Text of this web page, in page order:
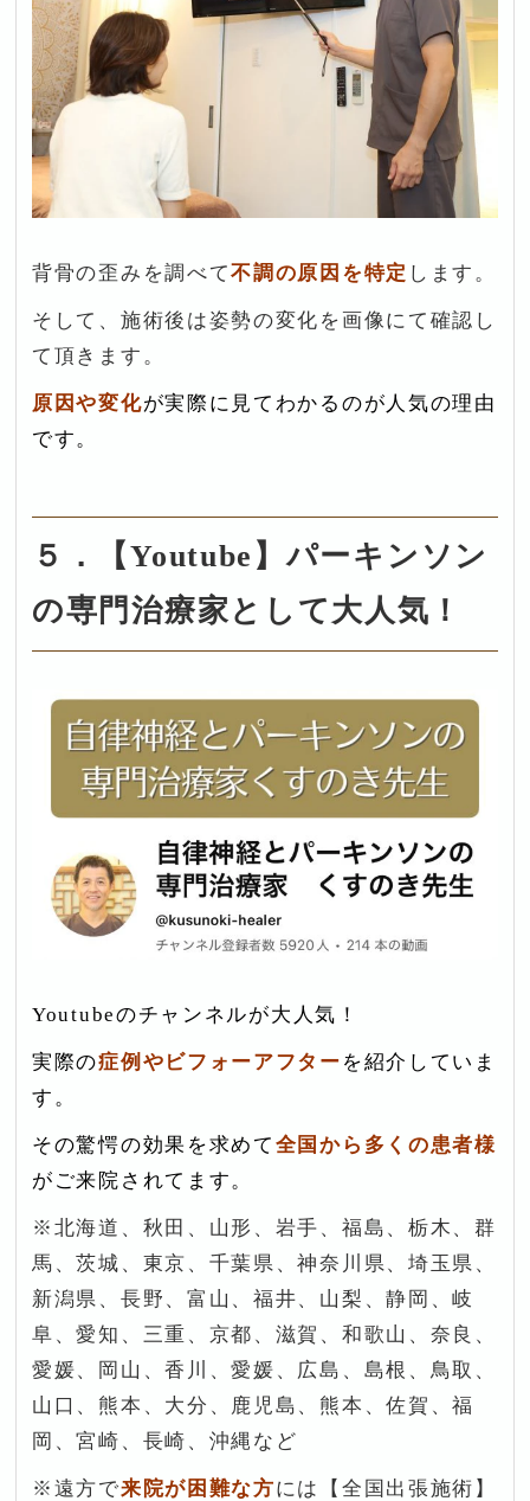
背骨の歪みを調べて不調の原因を特定 します。
そして、施術後は姿勢の変化を画像にて確認し
て頂きます。
原因や変化が実際に見てわかる のが人気の理由
です。
５．【Youtube】パーキンソン
の専門治療家として大人気！
Youtubeのチャンネルが大人気！
実際の症例や ビフォーアフター を紹介していま
す。
その驚愕の効果を求めて 全国から多くの患者様
がご来院されてます。
※北海道、秋田、山形、岩手、福島、栃木、群
馬、茨城、東京、千葉県、神奈川県、埼玉県、
新潟県、長野、富山、福井、山梨、静岡、岐
阜、愛知、三重、京都、滋賀、和歌山、奈良、
愛媛、岡山、香川、愛媛、広島、島根、鳥取、
山口、熊本、大分、鹿児島、熊本、佐賀、福
岡、宮崎、長崎、沖縄など
※遠方で来院が困難な方には【全国出張施術】